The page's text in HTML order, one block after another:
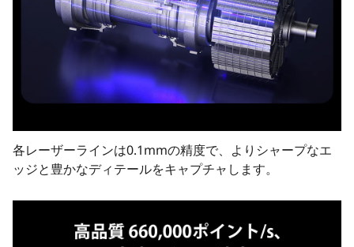
各レーザーラインは0.1mmの精度で、よりシャープなエ
ッジと豊かなディテールをキャプチャします。